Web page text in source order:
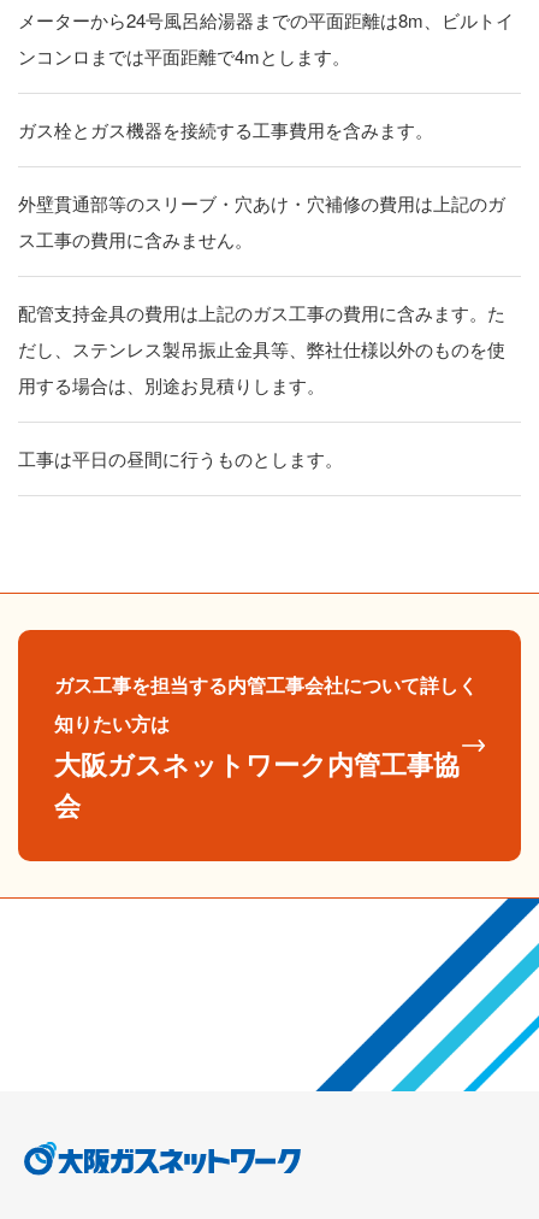
メーターから24号風呂給湯器までの平面距離は8m、ビルトイ
ンコンロまでは平面距離で4mとします。
ガス栓とガス機器を接続する工事費用を含みます。
外壁貫通部等のスリーブ・穴あけ・穴補修の費用は上記のガ
ス工事の費用に含みません。
配管支持金具の費用は上記のガス工事の費用に含みます。た
だし、ステンレス製吊振止金具等、弊社仕様以外のものを使
用する場合は、別途お見積りします。
工事は平日の昼間に行うものとします。
ガス工事を担当する内管工事会社について詳しく
知りたい方は
大阪ガスネットワーク内管工事協
会